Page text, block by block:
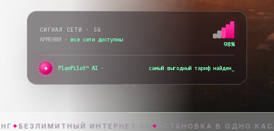
СИГНАЛ СЕТИ · 5G
АРМЕНИЯ · все сети доступны
98%
✦ ● PlanPilot™ AI · самый выгодный тариф найден
ИНТЕРНЕТ 5G ✦ УСТАНОВКА В ОДНО КАСАНИЕ✦